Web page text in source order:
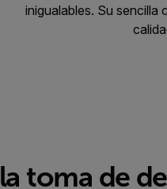
inigualables. Su sencilla
toma de